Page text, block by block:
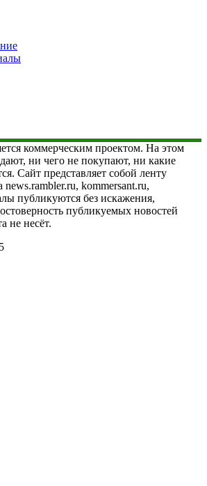
коммерческим проектом. На этом
ни чего не покупают, ни какие
Сайт представляет собой ленту
news.rambler.ru, kommersant.ru,
публикуются без искажения,
публикуемых новостей
не несёт.